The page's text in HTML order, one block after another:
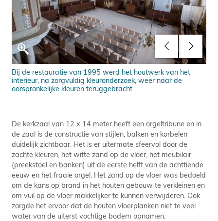
Bij de restauratie van 1995 werd het houtwerk van het
interieur, na zorgvuldig kleuronderzoek, weer naar de
oorspronkelijke kleuren teruggebracht.
De kerkzaal van 12 x 14 meter heeft een orgeltribune en in
de zaal is de constructie van stijlen, balken en korbelen
duidelijk zichtbaar. Het is er uitermate sfeervol door de
zachte kleuren, het witte zand op de vloer, het meubilair
(preekstoel en banken) uit de eerste helft van de achttiende
eeuw en het fraaie orgel. Het zand op de vloer was bedoeld
om de kans op brand in het houten gebouw te verkleinen en
om vuil op de vloer makkelijker te kunnen verwijderen. Ook
zorgde het ervoor dat de houten vloerplanken niet te veel
water van de uiterst vochtige bodem opnamen.